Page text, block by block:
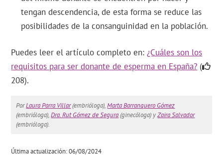
tengan descendencia, de esta forma se reduce las
posibilidades de la consanguinidad en la población.
Puedes leer el artículo completo en:¿Cuáles son los
requisitos para ser donante de esperma en España? (
208).
PorLaura Parra Villar(embrióloga),Marta Barranquero Gómez
(embrióloga),Dra. Rut Gómez de Segura(ginecóloga) yZaira Salvador
(embrióloga).
Última actualización: 06/08/2024